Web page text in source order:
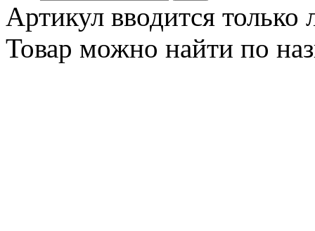
Артикул вводится
Товар можно найти по